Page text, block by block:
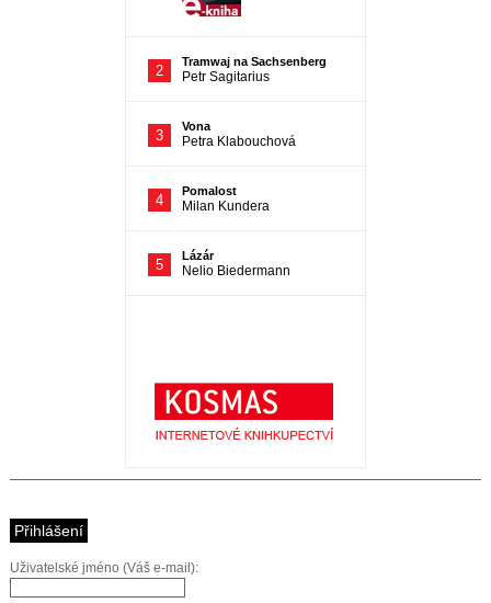
Přihlášení
Uživatelské jméno (Váš e-mail):